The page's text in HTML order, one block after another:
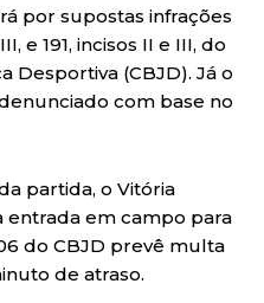
por supostas infrações
e 191, incisos II e III, do
Desportiva (CBJD). Já o
com base no
partida, o Vitória
entrada em campo para
do CBJD prevê multa
de atraso.